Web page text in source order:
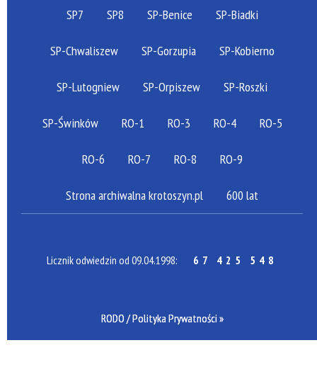
SP7 SP8 SP-Benice SP-Biadki
SP-Chwaliszew SP-Gorzupia SP-Kobierno
SP-Lutogniew SP-Orpiszew SP-Roszki
SP-Świnków RO-1 RO-3 RO-4 RO-5
RO-6 RO-7 RO-8 RO-9
Strona archiwalna krotoszyn.pl 600 lat
Licznik odwiedzin od 09.04.1998: 67 425 548
RODO / Polityka Prywatności »